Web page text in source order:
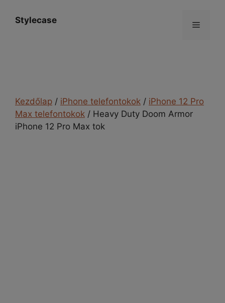
Stylecase Menü
Kezdőlap / iPhone telefontokok / iPhone 12 Pro
Max telefontokok / Heavy Duty Doom Armor
iPhone 12 Pro Max tok